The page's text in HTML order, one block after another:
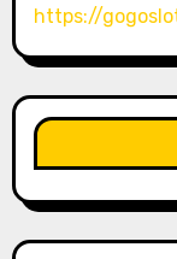
https://